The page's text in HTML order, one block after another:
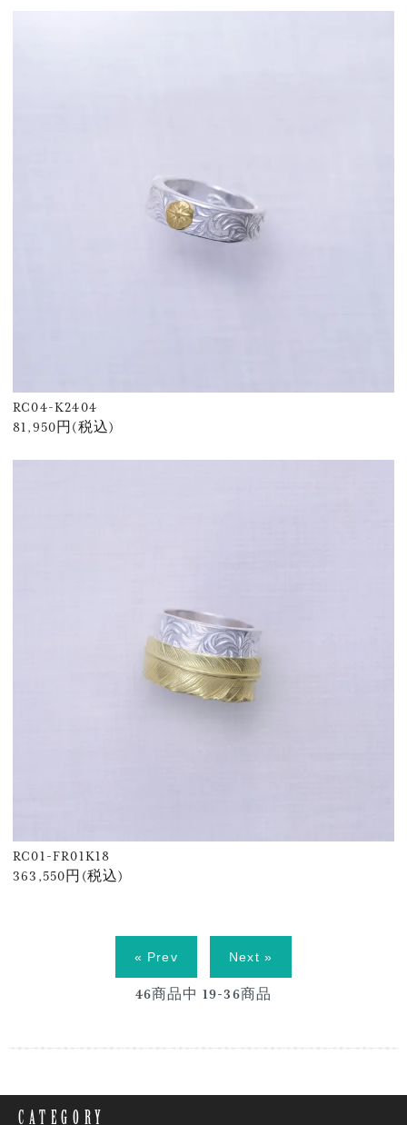
RC04-K2404
81,950円(税込)
RC01-FR01K18
363,550円(税込)
« Prev Next »
46商品中 19-36商品
CATEGORY